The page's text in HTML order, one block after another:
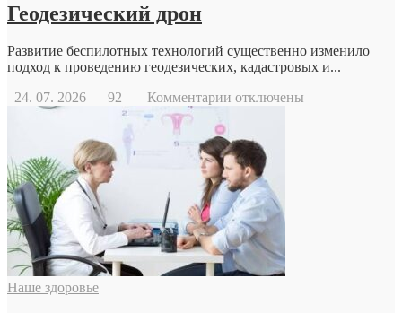
Геодезический дрон
Развитие беспилотных технологий существенно изменило
подход к проведению геодезических, кадастровых и...
24. 07. 2026
92 Комментарии к
дрон
отключены
Наше здоровье